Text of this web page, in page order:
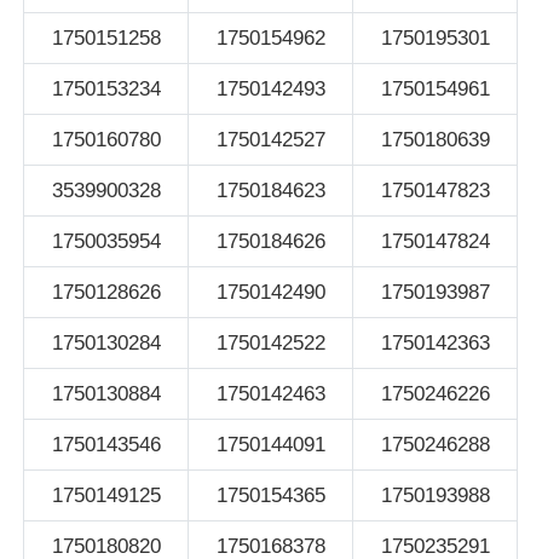
1750151258 1750154962 1750195301
1750153234 1750142493 1750154961
1750160780 1750142527 1750180639
3539900328 1750184623 1750147823
1750035954 1750184626 1750147824
1750128626 1750142490 1750193987
1750130284 1750142522 1750142363
1750130884 1750142463 1750246226
1750143546 1750144091 1750246288
1750149125 1750154365 1750193988
1750180820 1750168378 1750235291